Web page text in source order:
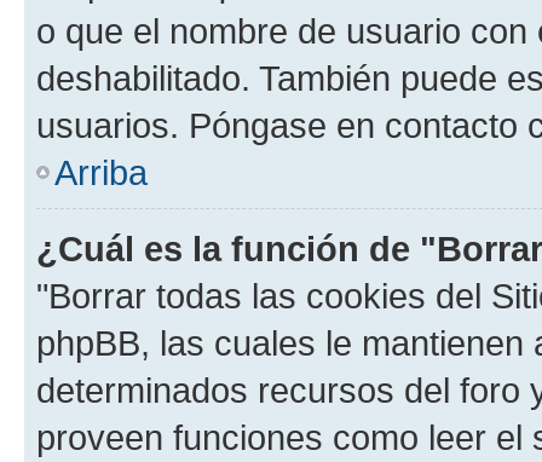
o que el nombre de usuario
deshabilitado. También puede
usuarios. Póngase en contacto
Arriba
¿Cuál es la función de
"Borrar todas las cookies del
phpBB, las cuales le
determinados recursos del foro
proveen funciones como leer el